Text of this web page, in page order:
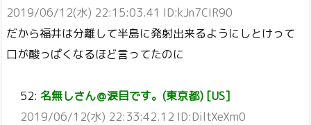
2019/06/12(水) 22:15:03.41 ID:kJn7CIR90
だから福井は分離して半島に発射出来るようにしとけって
口が酸っぱくなるほど言ってたのに
52: 名無しさん＠涙目です。(東京都) [US]
2019/06/12(水) 22:33:42.12 ID:DiltXeXm0